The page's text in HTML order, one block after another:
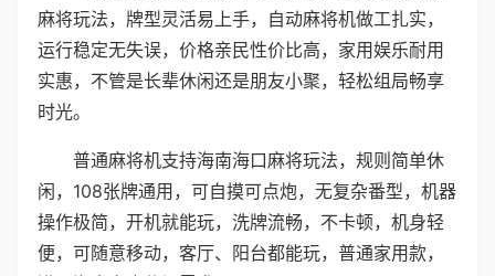
麻将玩法，牌型灵活易上手，自动麻将机做工扎实，
运行稳定无失误，价格亲民性价比高，家用娱乐耐用
实惠，不管是长辈休闲还是朋友小聚，轻松组局畅享
时光。
普通麻将机支持海南海口麻将玩法，规则简单休
闲，108张牌通用，可自摸可点炮，无复杂番型，机器
操作极简，开机就能玩，洗牌流畅，不卡顿，机身轻
便，可随意移动，客厅、阳台都能玩，普通家用款，